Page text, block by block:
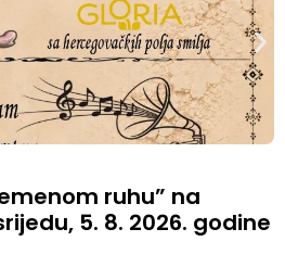
ruhu” na
5. 8. 2026. godine